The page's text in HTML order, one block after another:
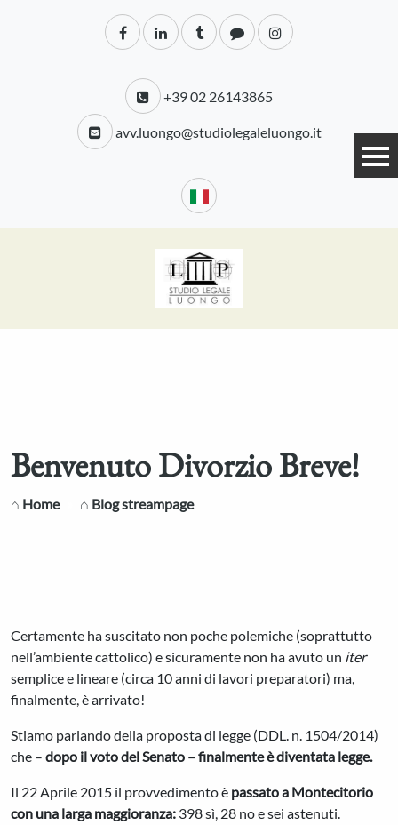
+39 02 26143865
avv.luongo@studiolegaleluongo.it
Benvenuto Divorzio Breve!
⌂ Home ⌂ Blog streampage
Certamente ha suscitato non poche polemiche (soprattutto
nell’ambiente cattolico) e sicuramente non ha avuto un iter
semplice e lineare (circa 10 anni di lavori preparatori) ma,
finalmente, è arrivato!
Stiamo parlando della proposta di legge (DDL. n. 1504/2014)
che – dopo il voto del Senato – finalmente è diventata legge.
Il 22 Aprile 2015 il provvedimento è passato a Montecitorio
con una larga maggioranza: 398 sì, 28 no e sei astenuti.